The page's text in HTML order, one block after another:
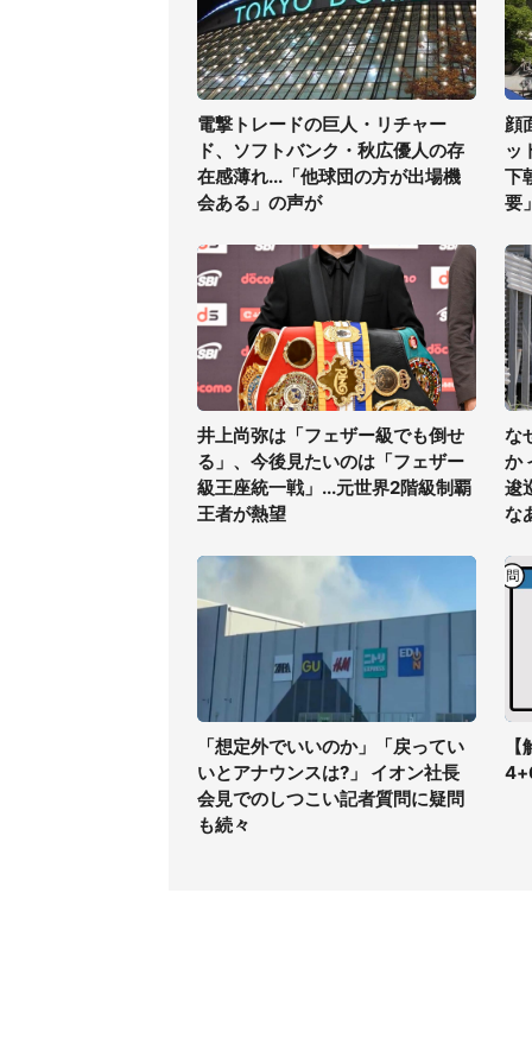
電撃トレードの巨人・リチャー
ド、ソフトバンク・秋広優人の存
在感薄れ...「他球団の方が出場機
会ある」の声が
顔
ッ
下
要
井上尚弥は「フェザー級でも倒せ
る」、今後見たいのは「フェザー
級王座統一戦」...元世界2階級制覇
王者が熱望
な
か
逡
な
「想定外でいいのか」「戻ってい
いとアナウンスは?」 イオン社長
会見でのしつこい記者質問に疑問
も続々